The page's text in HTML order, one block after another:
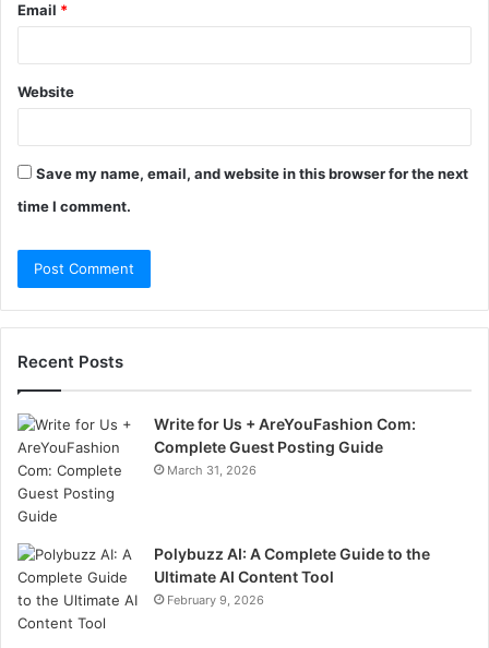
Email *
Website
Save my name, email, and website in this browser for the next
time I comment.
Recent Posts
Write for Us + AreYouFashion Com:
Complete Guest Posting Guide
March 31, 2026
Polybuzz AI: A Complete Guide to the
Ultimate AI Content Tool
February 9, 2026